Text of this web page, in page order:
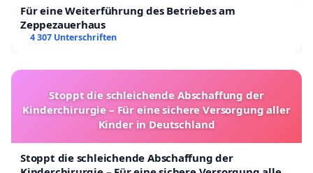
Für eine Weiterführung des Betriebes am
Zeppezauerhaus
4 307 Unterschriften
Stoppt die schleichende Abschaffung der
Kinderchirurgie – Für eine sichere Versorgung aller
Kinder in Deutschland
Stoppt die schleichende Abschaffung der